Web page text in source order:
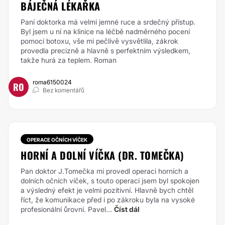
BÁJEČNÁ LÉKAŘKA
Paní doktorka má velmi jemné ruce a srdečný přístup.
Byl jsem u ní na klinice na léčbě nadměrného pocení
pomocí botoxu, vše mi pečlivě vysvětlila, zákrok
provedla precizně a hlavně s perfektním výsledkem,
takže hurá za teplem. Roman
RO
roma6150024
Bez komentářů
OPERACE OČNÍCH VÍČEK
HORNÍ A DOLNÍ VÍČKA (DR. TOMEČKA)
Pan doktor J.Tomečka mi provedl operaci horních a
dolních očních víček, s touto operací jsem byl spokojen
a výsledný efekt je velmi pozitivní. Hlavně bych chtěl
říct, že komunikace před i po zákroku byla na vysoké
profesionální ůrovni. Pavel... Číst dál